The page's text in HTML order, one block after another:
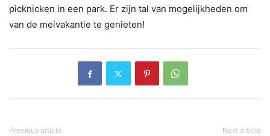
picknicken in een park. Er zijn tal van mogelijkheden om
van de meivakantie te genieten!
Previous article Next article